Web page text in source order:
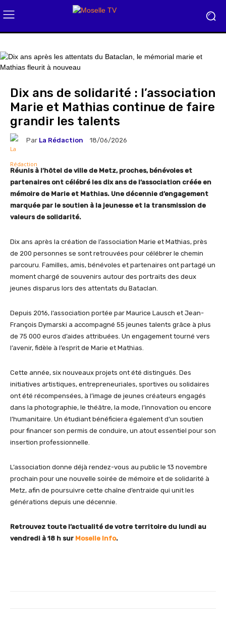
Dix ans de solidarité : l’association
Marie et Mathias continue de faire
grandir les talents
Par La Rédaction 18/06/2026
Réunis à l’hôtel de ville de Metz, proches, bénévoles et
partenaires ont célébré les dix ans de l’association créée en
mémoire de Marie et Mathias. Une décennie d’engagement
marquée par le soutien à la jeunesse et la transmission de
valeurs de solidarité.
Dix ans après la création de l’association Marie et Mathias, près
de 200 personnes se sont retrouvées pour célébrer le chemin
parcouru. Familles, amis, bénévoles et partenaires ont partagé un
moment chargé de souvenirs autour des portraits des deux
jeunes disparus lors des attentats du Bataclan.
Depuis 2016, l’association portée par Maurice Lausch et Jean-
François Dymarski a accompagné 55 jeunes talents grâce à plus
de 75 000 euros d’aides attribuées. Un engagement tourné vers
l’avenir, fidèle à l’esprit de Marie et Mathias.
Cette année, six nouveaux projets ont été distingués. Des
initiatives artistiques, entrepreneuriales, sportives ou solidaires
ont été récompensées, à l’image de jeunes créateurs engagés
dans la photographie, le théâtre, la mode, l’innovation ou encore
l’humanitaire. Un étudiant bénéficiera également d’un soutien
pour financer son permis de conduire, un atout essentiel pour son
insertion professionnelle.
L’association donne déjà rendez-vous au public le 13 novembre
prochain pour une nouvelle soirée de mémoire et de solidarité à
Metz, afin de poursuivre cette chaîne d’entraide qui unit les
générations depuis une décennie.
Retrouvez toute l’actualité de votre territoire du lundi au
vendredi à 18 h sur Moselle Info.